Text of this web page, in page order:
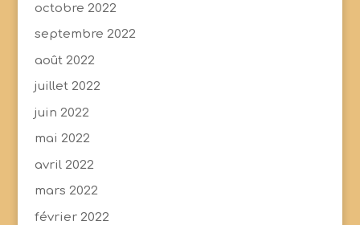
octobre 2022
septembre 2022
août 2022
juillet 2022
juin 2022
mai 2022
avril 2022
mars 2022
février 2022